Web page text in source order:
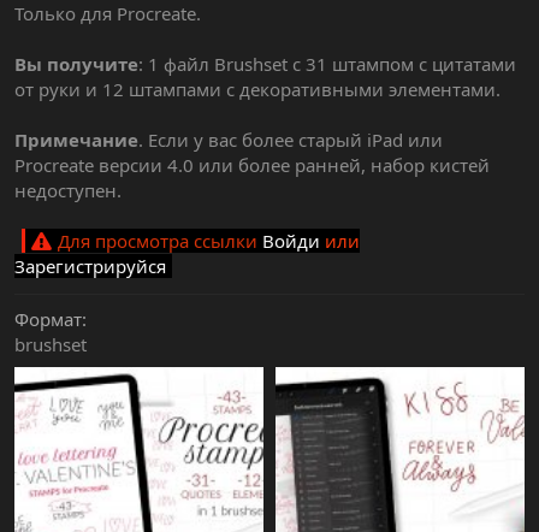
Только для Procreate.
Вы получите: 1 файл Brushset с 31 штампом с цитатами
от руки и 12 штампами с декоративными элементами.
Примечание. Если у вас более старый iPad или
Procreate версии 4.0 или более ранней, набор кистей
недоступен.
Для просмотра ссылки Войди или
Зарегистрируйся
Формат
brushset